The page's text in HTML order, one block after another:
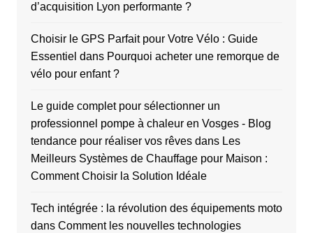
d’acquisition Lyon performante ?
Choisir le GPS Parfait pour Votre Vélo : Guide
Essentiel dans Pourquoi acheter une remorque de
vélo pour enfant ?
Le guide complet pour sélectionner un
professionnel pompe à chaleur en Vosges - Blog
tendance pour réaliser vos rêvesdans Les
Meilleurs Systèmes de Chauffage pour Maison :
Comment Choisir la Solution Idéale
Tech intégrée : la révolution des équipements moto
dans Comment les nouvelles technologies